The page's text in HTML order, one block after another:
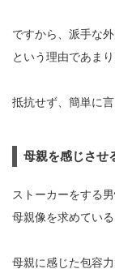
ですから、派手な
という理由であま
抵抗せず、簡単に
母親を感じさせ
ストーカーをする男
母親像を求めてい
母親に感じた包容